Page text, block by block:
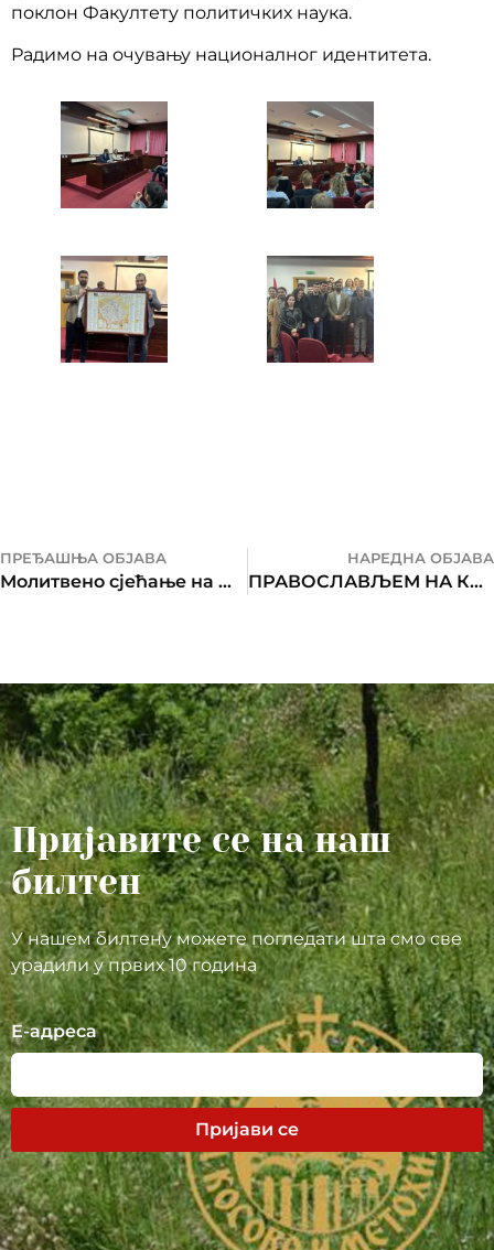
поклон Факултету политичких наука.
Радимо на очувању националног идентитета.
ПРЕЂАШЊА ОБЈАВА
Молитвено сјећање на жртве НАТО бомбардовања 1999.
НАРЕДНА ОБЈАВА
ПРАВОСЛАВЉЕМ НА КРИЛИМА ПЈЕСМЕ до Косова и Метохије
Пријавите се на наш
билтен
У нашем билтену можете погледати шта смо све
урадили у првих 10 година
Е-адреса
Пријави се